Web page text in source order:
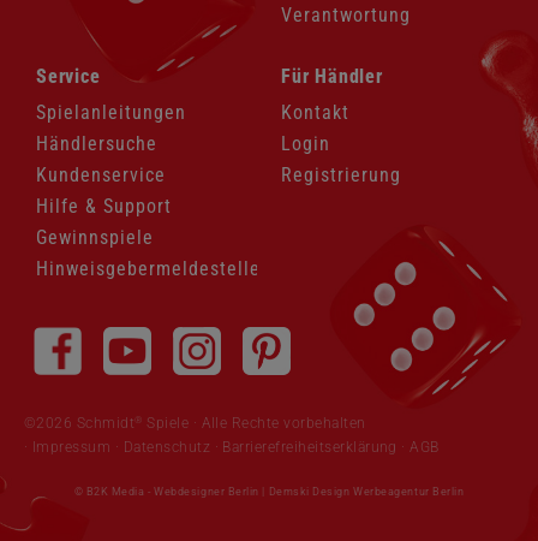
Verantwortung
Navigation
überspringen
Service
Spielanleitungen
Händlersuche
Kundenservice
Hilfe & Support
Gewinnspiele
Hinweisgebermeldestelle
Navigation
überspringen
Für Händler
Kontakt
Login
Registrierung
überspringen
©2026 Schmidt ®
Spiele · Alle Rechte vorbehalten
Impressum · Datenschutz · Barrierefreiheitserklärung ·AGB
© B2K Media -Webdesigner Berlin Demski Design Werbeagentur Berlin